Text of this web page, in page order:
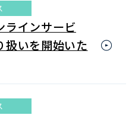
ラインサービ
扱いを開始いた